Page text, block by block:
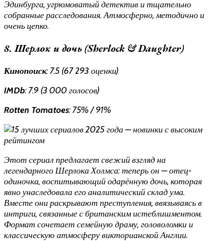
Эдинбурга, угрюмоватый детектив и тщательно
собранные расследования. Атмосферно, методично и
очень цепко.
8. Шерлок и дочь (Sherlock & Daughter)
Кинопоиск: 7.5 (67 293 оценки)
IMDb: 7.9 (3 000 голосов)
Rotten Tomatoes: 75% / 91%
Этот сериал предлагает свежий взгляд на
легендарного Шерлока Холмса: теперь он — отец-
одиночка, воспитывающий одарённую дочь, которая
явно унаследовала его аналитический склад ума.
Вместе они раскрывают преступления, ввязываясь в
интриги, связанные с британским истеблишментом.
Формат сочетает семейную драму, головоломки и
классическую атмосферу викторианской Англии.